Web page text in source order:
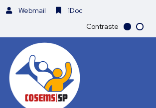
Webmail
1Doc
Contraste